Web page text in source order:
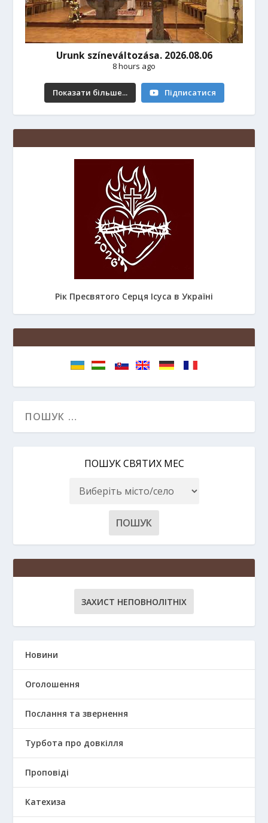
Urunk színeváltozása. 2026.08.06
8 hours ago
Показати більше... Підписатися
Рік Пресвятого Серця Ісуса в Україні
ПОШУК СВЯТИХ МЕС
ЗАХИСТ НЕПОВНОЛІТНІХ
Новини
Оголошення
Послання та звернення
Турбота про довкілля
Проповіді
Катехиза